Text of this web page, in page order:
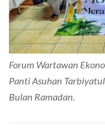
Forum Wartawan
Panti Asuhan
Bulan Ramadan.